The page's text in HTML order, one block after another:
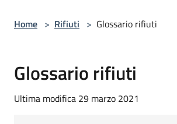
Home > Rifiuti > Glossario rifiuti
Glossario rifiuti
Ultima modifica 29 marzo 2021